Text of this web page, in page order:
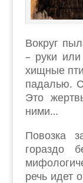
Вокруг
– руки
хищные
падалью.
Это
ними…
Повозка
гораздо
речь идет